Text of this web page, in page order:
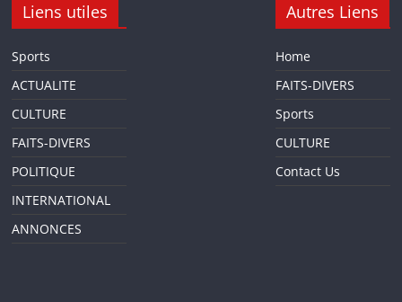
Liens utiles
Sports
ACTUALITE
CULTURE
FAITS-DIVERS
POLITIQUE
INTERNATIONAL
ANNONCES
Autres Liens
Home
FAITS-DIVERS
Sports
CULTURE
Contact Us